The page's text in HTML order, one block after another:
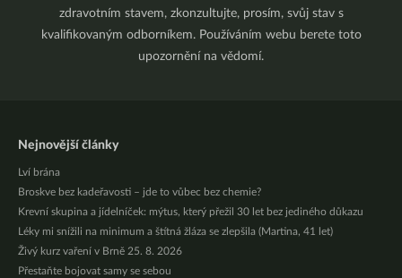
zdravotním stavem, zkonzultujte, prosím, svůj stav s
kvalifikovaným odborníkem. Používáním webu berete toto
upozornění na vědomí.
Nejnovější články
Lví brána
Broskve bez kadeřavosti – jde to vůbec bez chemie?
Krevní skupina a jídelníček: mýtus, který přežil 30 let bez jediného důkazu
Léky mi snížili na minimum a štítná žláza se zlepšila (Martina, 41 let)
Živý kurz vaření v Brně 25. 8. 2026
Přestaňte bojovat samy se sebou